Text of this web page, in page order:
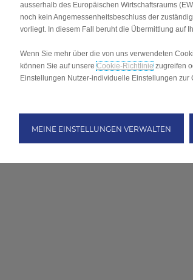
ausserhalb des Europäischen Wirtschaftsraums
noch kein Angemessenheitsbeschluss der
vorliegt. In diesem Fall beruht die Übermittlung auf
Wenn Sie mehr über die von uns verwendeten
können Sie auf unsereCookie-Richtliniezugreifen
Einstellungen Nutzer-individuelle Einstellungen zur
MEINE EINSTELLUNGEN VERWALTEN